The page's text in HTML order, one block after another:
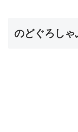
のどぐろしゃ